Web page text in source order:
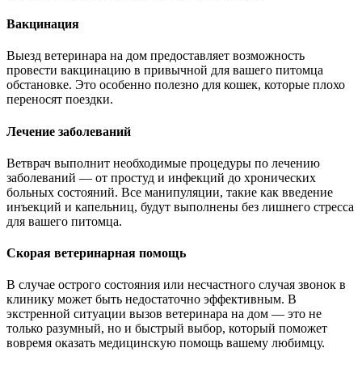
Вакцинация
Выезд ветеринара на дом предоставляет возможность
провести вакцинацию в привычной для вашего питомца
обстановке. Это особенно полезно для кошек, которые плохо
переносят поездки.
Лечение заболеваний
Ветврач выполнит необходимые процедуры по лечению
заболеваний — от простуд и инфекций до хронических
больных состояний. Все манипуляции, такие как введение
инъекций и капельниц, будут выполнены без лишнего стресса
для вашего питомца.
Скорая ветеринарная помощь
В случае острого состояния или несчастного случая звонок в
клинику может быть недостаточно эффективным. В
экстренной ситуации вызов ветеринара на дом — это не
только разумный, но и быстрый выбор, который поможет
вовремя оказать медицинскую помощь вашему любимцу.